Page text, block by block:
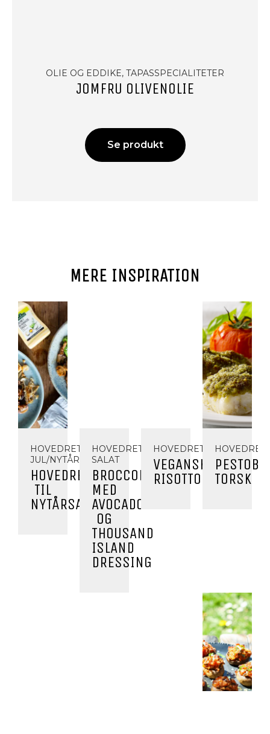
OLIE OG EDDIKE, TAPASSPECIALITETER
JOMFRU OLIVENOLIE
Se produkt
MERE INSPIRATION
HOVEDRET,
JUL/NYTÅR
HOVEDRET
TIL
NYTÅRSAFTEN
HOVEDRET,
SALAT
BROCCOLISALAT
MED
AVOCADO
OG
THOUSAND
ISLAND
DRESSING
HOVEDRET
VEGANSK
RISOTTO
HOVEDRET
TORSK